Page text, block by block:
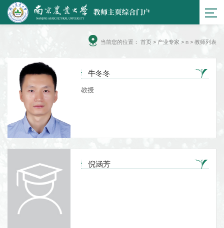
当前您的位置： 首页 > 产业专家 > n > 教师列表
牛冬冬
教授
倪涵芳